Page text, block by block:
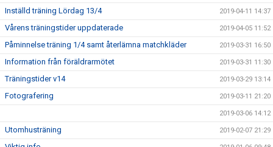
Inställd träning Lördag 13/4 2019-04-11 14:37
Vårens träningstider uppdaterade 2019-04-05 11:52
Påminnelse träning 1/4 samt återlämna matchkläder 2019-03-31 16:50
Information från föräldrarmötet 2019-03-31 11:30
Träningstider v14 2019-03-29 13:14
Fotografering 2019-03-11 21:20
2019-03-06 14:12
Utomhusträning 2019-02-07 21:29